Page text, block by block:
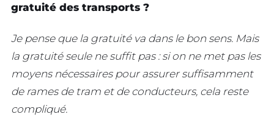
gratuité des transports ?
Je pense que la gratuité va dans le bon sens. Mais
la gratuité seule ne suffit pas : si on ne met pas les
moyens nécessaires pour assurer suffisamment
de rames de tram et de conducteurs, cela reste
compliqué.